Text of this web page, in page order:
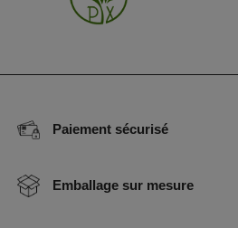
Paiement sécurisé
Emballage sur mesure